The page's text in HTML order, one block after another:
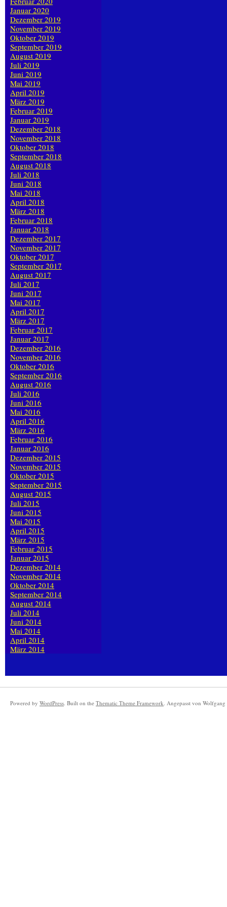
Januar 2020
Dezember 2019
November 2019
Oktober 2019
September 2019
August 2019
Juli 2019
Juni 2019
Mai 2019
April 2019
März 2019
Februar 2019
Januar 2019
Dezember 2018
November 2018
Oktober 2018
September 2018
August 2018
Juli 2018
Juni 2018
Mai 2018
April 2018
März 2018
Februar 2018
Januar 2018
Dezember 2017
November 2017
Oktober 2017
September 2017
August 2017
Juli 2017
Juni 2017
Mai 2017
April 2017
März 2017
Februar 2017
Januar 2017
Dezember 2016
November 2016
Oktober 2016
September 2016
August 2016
Juli 2016
Juni 2016
Mai 2016
April 2016
März 2016
Februar 2016
Januar 2016
Dezember 2015
November 2015
Oktober 2015
September 2015
August 2015
Juli 2015
Juni 2015
Mai 2015
April 2015
März 2015
Februar 2015
Januar 2015
Dezember 2014
November 2014
Oktober 2014
September 2014
August 2014
Juli 2014
Juni 2014
Mai 2014
April 2014
März 2014
Powered by WordPress. Built on the Thematic Theme Framework. Angepasst von